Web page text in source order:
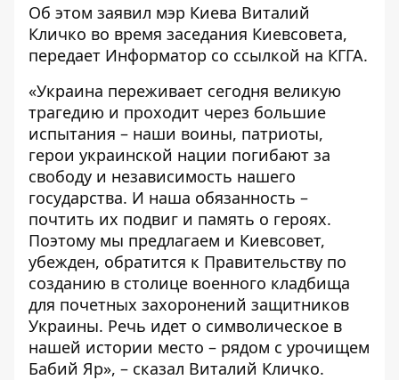
Об этом заявил мэр Киева Виталий
Кличко во время заседания Киевсовета,
передает Информатор со ссылкой на КГГА.
«Украина переживает сегодня великую
трагедию и проходит через большие
испытания – наши воины, патриоты,
герои украинской нации погибают за
свободу и независимость нашего
государства. И наша обязанность –
почтить их подвиг и память о героях.
Поэтому мы предлагаем и Киевсовет,
убежден, обратится к Правительству по
созданию в столице военного кладбища
для почетных захоронений защитников
Украины. Речь идет о символическое в
нашей истории место – рядом с урочищем
Бабий Яр», – сказал Виталий Кличко.